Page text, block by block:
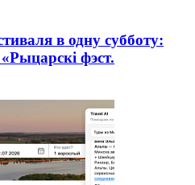
в одну субботу:
фэст.